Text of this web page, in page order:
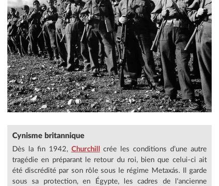
Cynisme britannique
Dès la fin 1942, Churchill
crée les conditions d’une autre
tragédie en préparant le retour du roi, bien que celui-ci ait
été discrédité par son rôle sous le régime Metaxás. Il garde
sous sa protection, en Égypte, les cadres de l'ancienne